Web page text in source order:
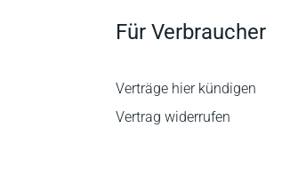
Für Verbraucher
Verträge hier kündigen
Vertrag widerrufen